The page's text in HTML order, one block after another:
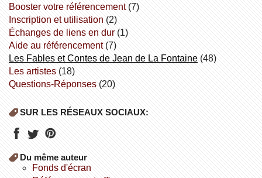
booster votre référencement(7)
inscription et utilisation (2)
échanges de liens en dur(1)
aide au référencement(7)
Les Fables et Contes de Jean de La Fontaine(48)
Les artistes(18)
Questions-Réponses(20)
SUR LES RÉSEAUX SOCIAUX:
Du même auteur
fonds d'écran